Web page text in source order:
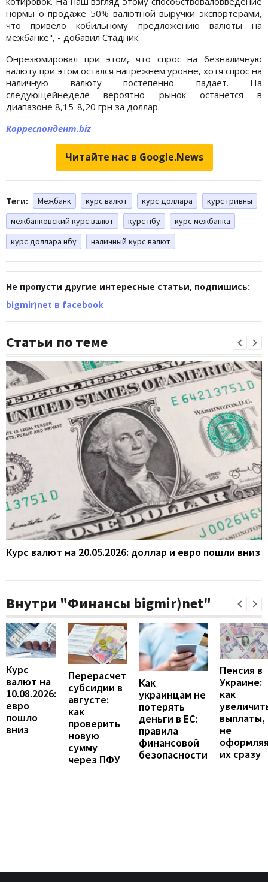
нормы о продаже 50% валютной выручки экспортерами,
что привело кобильному предложению валюты на
межбанке", - добавил Стадник.
Онрезюмировал при этом, что спрос на безналичную
валюту при этом остался напрежнем уровне, хотя спрос на
наличную валюту постепенно падает. На
следующейнеделе вероятно рынок останется в
диапазоне 8,15-8,20 грн за доллар.
Корреспондент.biz
Читайте нас в Google.News
Теги: Межбанк курс валют курс доллара
курс гривны
межбанковский курс валют
курс нбу
курс межбанка
курс доллара нбу
наличный курс валют
Не пропусти другие интересные статьи, подпишись:
bigmir)net в facebook
Статьи по теме
Курс валют на 20.05.2026: доллар и евро пошли вниз
Внутри "Финансы bigmir)net"
Курс
валют на
10.08.2026:
евро
пошло
вниз
Перерасчет
субсидии в
августе:
как
проверить
новую
сумму
через ПФУ
Как
украинцам не
потерять
деньги в ЕС:
правила
финансовой
безопасности
Пенсия в
Украине:
как
выплаты,
не
их сразу